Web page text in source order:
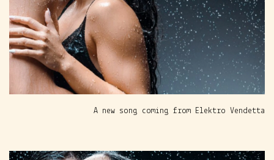
A new song coming from Elektro Vendetta